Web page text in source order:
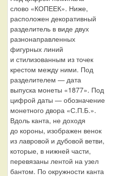
слово «КОПЕЕК». Ниже,
расположен декоративный
разделитель в виде двух
разнонаправленных
фигурных линий
и стилизованным из точек
крестом между ними. Под
разделителем — дата
выпуска монеты «1877». Под
цифрой даты — обозначение
монетного двора «С.П.Б.».
Вдоль канта, не доходя
до короны, изображен венок
из лавровой и дубовой ветви,
которые, в нижней части,
перевязаны лентой на узел
бантом. По окружности канта